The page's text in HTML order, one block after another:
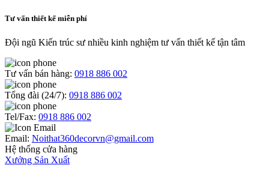
Tư vấn thiết kế miễn phí
Đội ngũ Kiến trúc sư nhiều kinh nghiệm tư vấn thiết kế tận tâm
Tư vấn bán hàng: 0918 886 002
Tổng đài (24/7): 0918 886 002
Tel/Fax: 0918 886 002
Email: Noithat360decorvn@gmail.com
Hệ thống cửa hàng
Xưởng Sản Xuất